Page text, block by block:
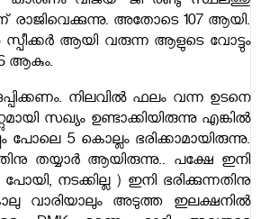
രാജിവെക്കുന്നു. അതോടെ 107 ആയി.
ആയി വരുന്ന ആളുടെ വോട്ടും
ആകും.
നിലവിൽ ഫലം വന്ന ഉടനെ
സഖ്യം ഉണ്ടാക്കിയിരുന്നു എങ്കിൽ
5 കൊല്ലം ഭരിക്കാമായിരുന്നു.
തയ്യാർ ആയിരുന്നു.. പക്ഷേ ഇനി
നടക്കില്ല ) ഇനി ഭരിക്കുന്നതിനു
വാരിയാലും അടുത്ത ഇലക്ഷനിൽ